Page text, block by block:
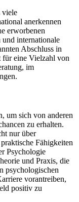
viele
anerkennen
erworbenen
internationale
Abschluss in
für eine Vielzahl von
im
um sich von anderen
zu erhalten.
nur über
Fähigkeiten
Psychologie
und Praxis, die
psychologischen
vorantreiben,
positiv zu